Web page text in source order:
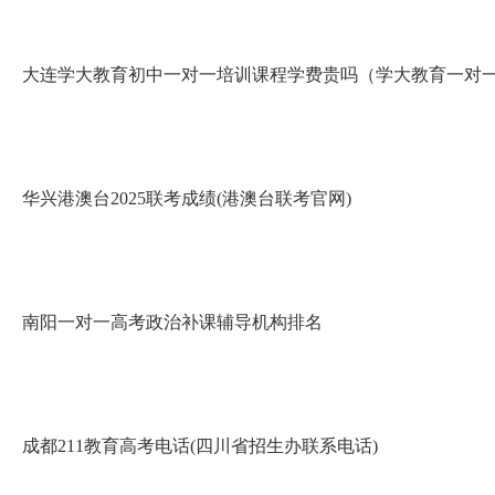
大连学大教育初中一对一培训课程学费贵吗（学大教育一对
华兴港澳台2025联考成绩(港澳台联考官网)
南阳一对一高考政治补课辅导机构排名
成都211教育高考电话(四川省招生办联系电话)